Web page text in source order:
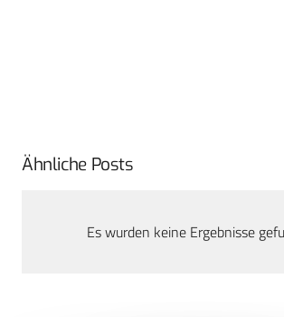
Ähnliche Posts
Es wurden keine Ergebnisse